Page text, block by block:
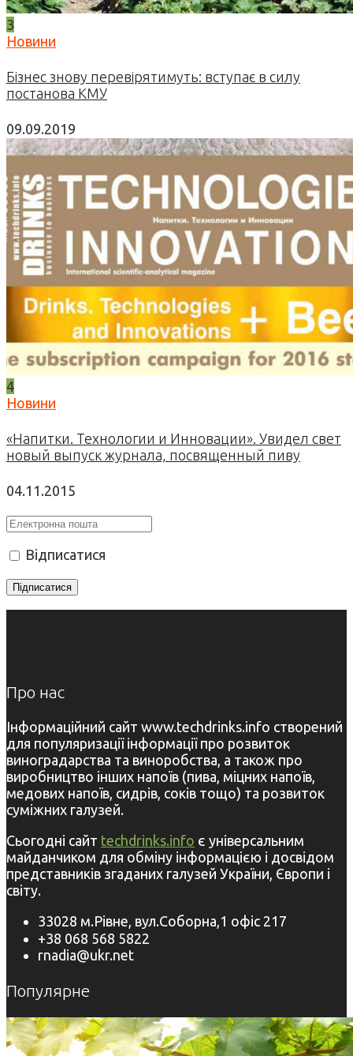
3
Новини
Бізнес знову перевірятимуть: вступає в силу
постанова КМУ
09.09.2019
4
Новини
«Напитки. Технологии и Инновации». Увидел свет
новый выпуск журнала, посвященный пиву
04.11.2015
Відписатися
Про нас
Інформаційний сайт www.techdrinks.info створений
для популяризації інформації про розвиток
виноградарства та виноробства, а також про
виробництво інших напоїв (пива, міцних напоїв,
медових напоїв, сидрів, соків тощо) та розвиток
суміжних галузей.
Сьогодні сайт techdrinks.info є універсальним
майданчиком для обміну інформацією і досвідом
представників згаданих галузей України, Європи і
світу.
33028 м.Рівне, вул.Соборна,1 офіс 217
+38 068 568 5822
rnadia@ukr.net
Популярне